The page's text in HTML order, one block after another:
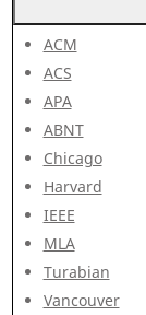
ACM
ACS
APA
ABNT
Chicago
Harvard
IEEE
MLA
Turabian
Vancouver